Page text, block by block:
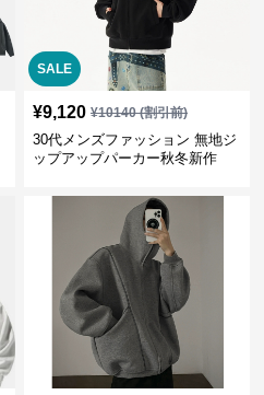
SALE
¥9,120 ¥10140(割引前)
30代メンズファッション 無地ジ
ップアップパーカー秋冬新作